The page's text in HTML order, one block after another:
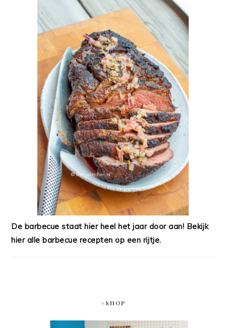
De barbecue staat hier heel het jaar door aan! Bekijk
hier alle barbecue recepten op een rijtje.
#SHOP